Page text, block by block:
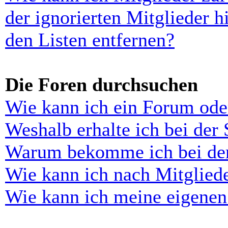
der ignorierten Mitglieder
den Listen entfernen?
Die Foren durchsuchen
Wie kann ich ein Forum
Weshalb erhalte ich bei der
Warum bekomme ich bei
Wie kann ich nach
Wie kann ich meine